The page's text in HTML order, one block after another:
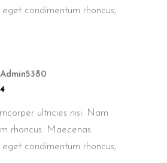
eget condimentum rhoncus,
Admin5380
ultricies nisi. Nam
rhoncus. Maecenas
eget condimentum rhoncus,